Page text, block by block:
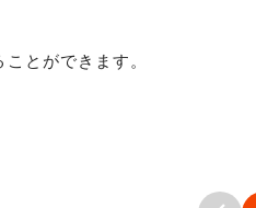
とができます。